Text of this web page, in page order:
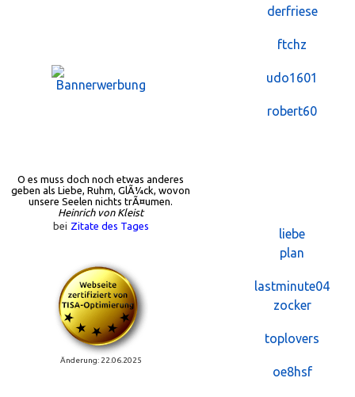
O es muss doch noch etwas anderes
geben als Liebe, Ruhm, GlÃ¼ck, wovon
unsere Seelen nichts trÃ¤umen.
Heinrich von Kleist
bei Zitate des Tages
Änderung: 22.06.2025
derfriese
ftchz
udo1601
robert60
liebe
plan
lastminute04
zocker
toplovers
oe8hsf